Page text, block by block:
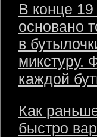
В конце
основано
в
микстуру.
каждой
Как
быстро